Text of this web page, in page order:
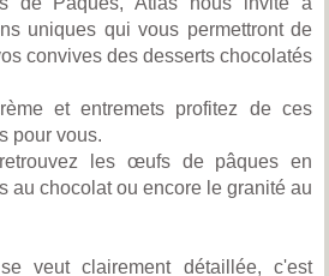
uniques qui vous permettront de
convives des desserts chocolatés
et entremets profitez de ces
pour vous.
les œufs de pâques en
au chocolat ou encore le granité au
veut clairement détaillée, c'est